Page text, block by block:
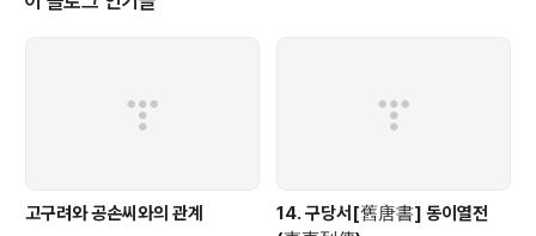
고구려와 공손씨와의 관계
14. 구당서[舊唐書] 동이열전